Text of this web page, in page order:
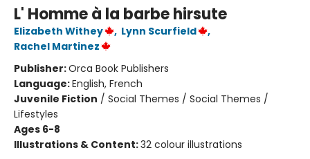
L' Homme à la barbe hirsute
Elizabeth Withey , Lynn Scurfield
,
Rachel Martinez
Publisher:Orca Book Publishers
Language:English, French
Juvenile Fiction / Social Themes / Social Themes /
Lifestyles
Ages 6-8
Illustrations & Content:32 colour illustrations